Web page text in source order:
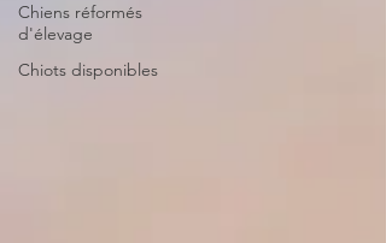
Chiens réformés
d'élevage
Chiots disponibles